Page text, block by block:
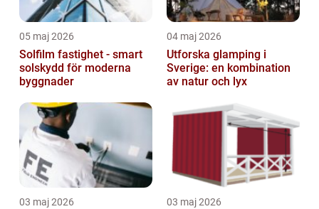
05 maj 2026
Solfilm fastighet - smart
solskydd för moderna
byggnader
04 maj 2026
Utforska glamping i
Sverige: en kombination
av natur och lyx
03 maj 2026 03 maj 2026